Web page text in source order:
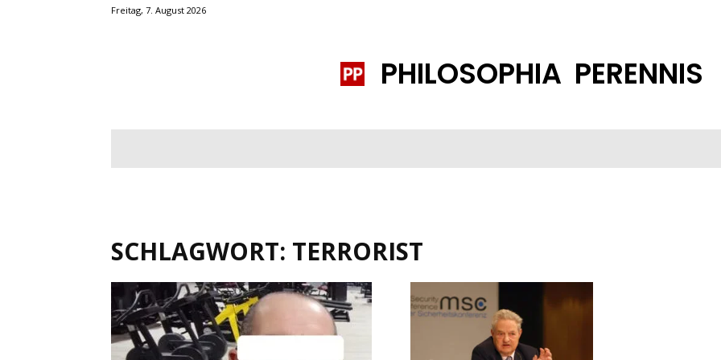
Freitag, 7. August 2026
PHILOSOPHIA PERENNIS
SCHLAGWORT: TERRORIST